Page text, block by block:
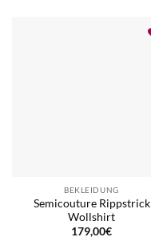
BEKLEIDUNG
Semicouture Rippstrick
Wollshirt
179,00€